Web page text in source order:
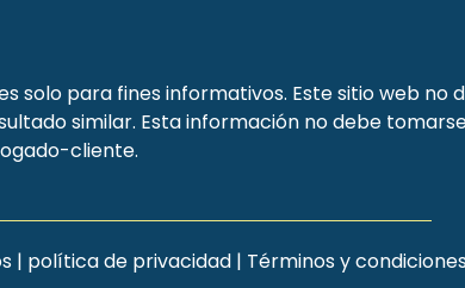
solo para fines informativos. Este sitio web no
similar. Esta información no debe
cliente.
| política de privacidad | Términos y